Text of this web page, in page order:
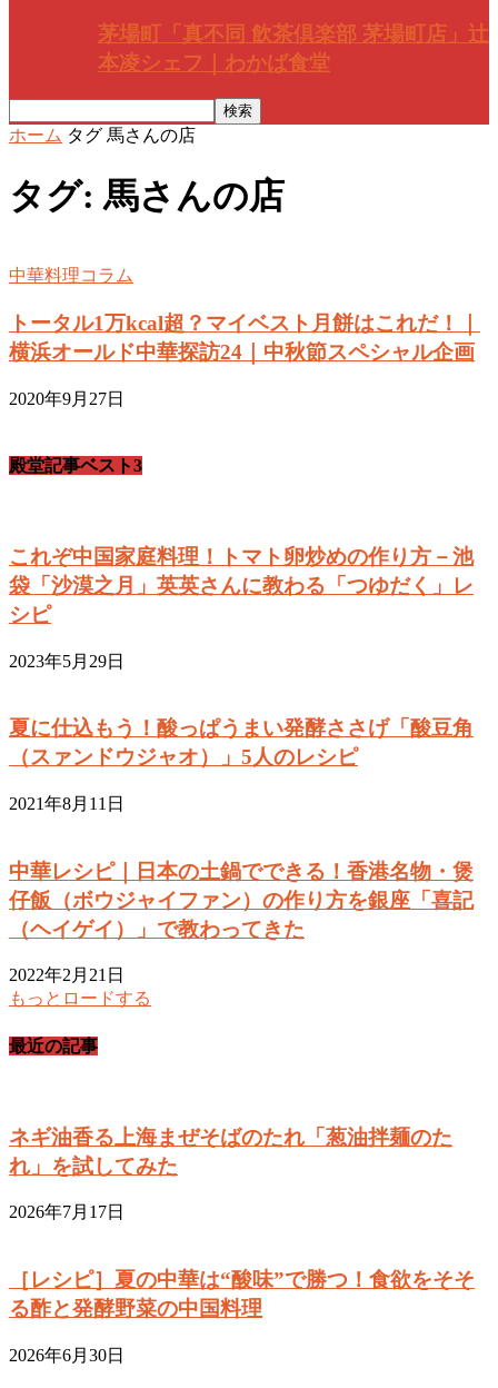
茅場町「真不同 飲茶倶楽部 茅場町店」辻
本凌シェフ｜わかば食堂
ホーム タグ 馬さんの店
タグ: 馬さんの店
中華料理コラム
トータル1万kcal超？マイベスト月餅はこれだ！｜
横浜オールド中華探訪24｜中秋節スペシャル企画
2020年9月27日
殿堂記事ベスト3
これぞ中国家庭料理！トマト卵炒めの作り方－池
袋「沙漠之月」英英さんに教わる「つゆだく」レ
シピ
2023年5月29日
夏に仕込もう！酸っぱうまい発酵ささげ「酸豆角
（スァンドウジャオ）」5人のレシピ
2021年8月11日
中華レシピ｜日本の土鍋でできる！香港名物・煲
仔飯（ボウジャイファン）の作り方を銀座「喜記
（ヘイゲイ）」で教わってきた
2022年2月21日
もっとロードする
最近の記事
ネギ油香る上海まぜそばのたれ「葱油拌麺のた
れ」を試してみた
2026年7月17日
［レシピ］夏の中華は“酸味”で勝つ！食欲をそそ
る酢と発酵野菜の中国料理
2026年6月30日